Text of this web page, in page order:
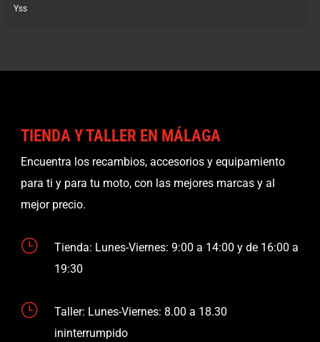
Yss
TIENDA Y TALLER EN MÁLAGA
Encuentra los recambios, accesorios y equipamiento
para ti y para tu moto, con las mejores marcas y al
mejor precio.
}
Tienda: Lunes-Viernes: 9:00 a 14:00 y de 16:00 a
19:30
}
Taller: Lunes-Viernes: 8.00 a 18.30
ininterrumpido